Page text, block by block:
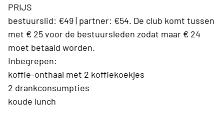
PRIJS
bestuurslid: €49 | partner: €54. De club komt tussen
met € 25 voor de bestuursleden zodat maar € 24
moet betaald worden.
Inbegrepen:
koffie-onthaal met 2 koffiekoekjes
2 drankconsumpties
koude lunch